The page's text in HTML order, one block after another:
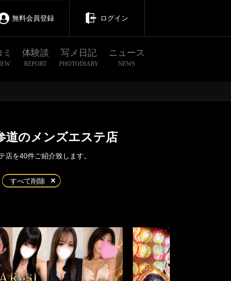
無料会員登録 ログイン
体験談
REPORT
写メ日記
PHOTODIARY
ニュース
NEWS
道のメンズエステ店
を40件ご紹介致します。
すべて削除
中野・高円寺・荻窪
下北沢・明大前
立川・八王子・町田